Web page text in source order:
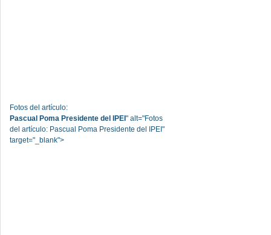
Fotos del artículo:
Pascual Poma Presidente del IPEI " alt="Fotos
del artículo: Pascual Poma Presidente del IPEI"
target="_blank">